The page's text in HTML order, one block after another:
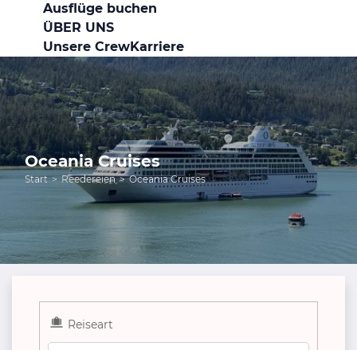
Ausflüge buchen
ÜBER UNS
Unsere CrewKarriere
Oceania Cruises
Start Reedereien Oceania Cruises
Reiseart